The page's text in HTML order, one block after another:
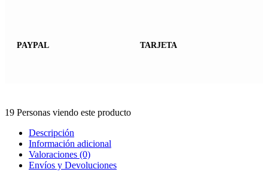
PAYPAL TARJETA
19 Personas viendo este producto
Descripción
Información adicional
Valoraciones (0)
Envíos y Devoluciones